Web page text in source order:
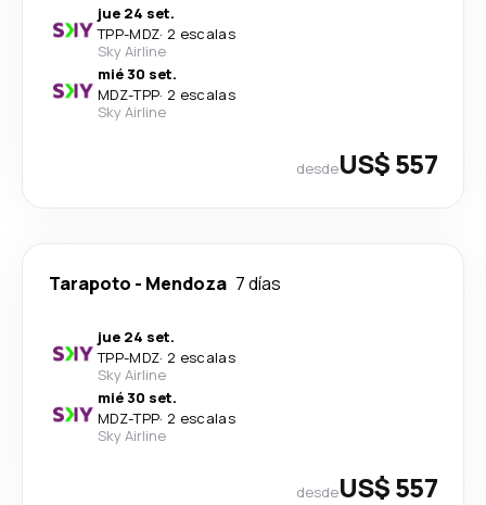
jue 24 set.
TPP-MDZ· 2 escalas
Sky Airline
mié 30 set.
MDZ-TPP· 2 escalas
Sky Airline
desdeUS$ 557
Tarapoto - Mendoza 7 días
jue 24 set.
TPP-MDZ· 2 escalas
Sky Airline
mié 30 set.
MDZ-TPP· 2 escalas
Sky Airline
desdeUS$ 557